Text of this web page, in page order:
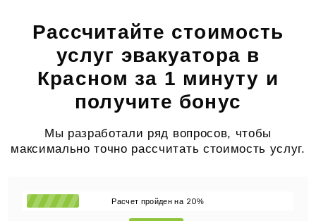
Рассчитайте стоимость
услуг эвакуатора в
Красном за 1 минуту и
получите бонус
Мы разработали ряд вопросов, чтобы
максимально точно рассчитать стоимость услуг.
Расчет пройден на 20%